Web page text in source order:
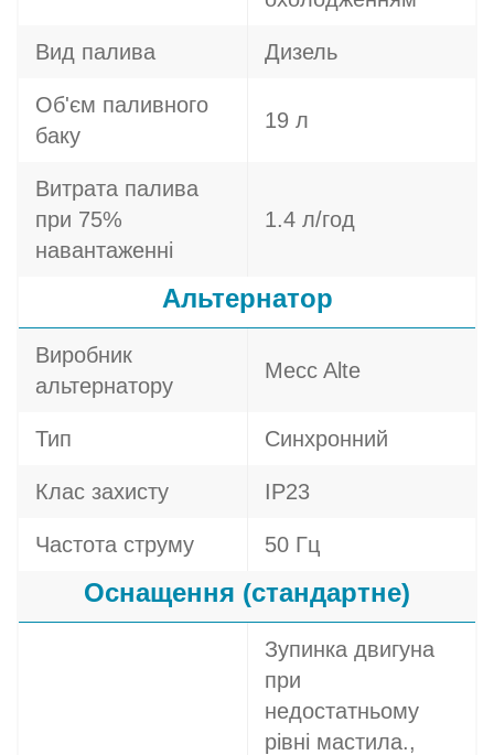
Вид палива Дизель
Об'єм паливного
баку
19 л
Витрата палива
при 75%
навантаженні
1.4 л/год
Альтернатор
Виробник
альтернатору
Mecc Alte
Тип Синхронний
Клас захисту IP23
Частота струму 50 Гц
Оснащення (стандартне)
Зупинка двигуна
при
недостатньому
рівні мастила.,